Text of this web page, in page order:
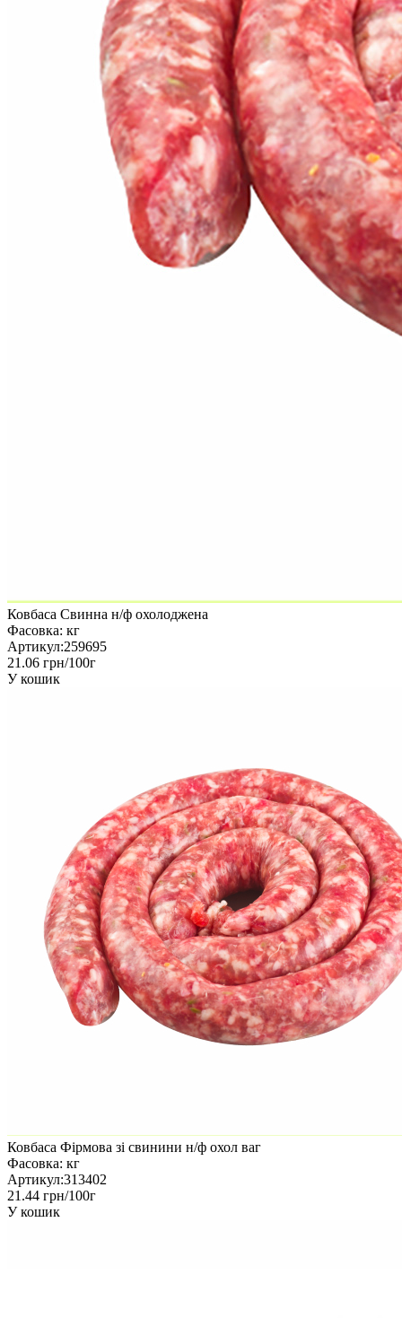
Ковбаса Свинна н/ф охолоджена
Фасовка: кг
Артикул:259695
21.06 грн/100г
У кошик
Ковбаса Фірмова зі свинини н/ф охол ваг
Фасовка: кг
Артикул:313402
21.44 грн/100г
У кошик